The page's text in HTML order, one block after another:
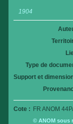
1904
Type de
Support et
Cote : FR ANOM
© ANOM sous